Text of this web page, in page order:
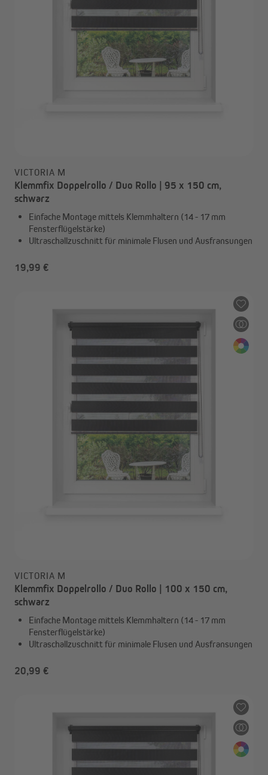
VICTORIA M
Klemmfix Doppelrollo / Duo Rollo | 95 x 150 cm,
schwarz
Einfache Montage mittels Klemmhaltern (14 - 17 mm
Fensterflügelstärke)
Ultraschallzuschnitt für minimale Flusen und Ausfransungen
19,99 €
VICTORIA M
Klemmfix Doppelrollo / Duo Rollo | 100 x 150 cm,
schwarz
Einfache Montage mittels Klemmhaltern (14 - 17 mm
Fensterflügelstärke)
Ultraschallzuschnitt für minimale Flusen und Ausfransungen
20,99 €